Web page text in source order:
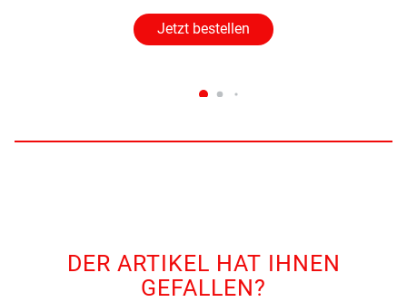
Jetzt bestellen
DER ARTIKEL HAT IHNEN
GEFALLEN?